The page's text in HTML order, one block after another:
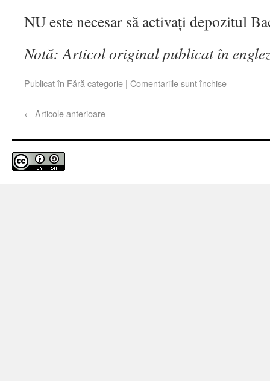
NU este necesar să activați depozitul
Notă: Articol original publicat în
Publicat în Fără categorie | Comentariile sunt închise
← Articole anterioare